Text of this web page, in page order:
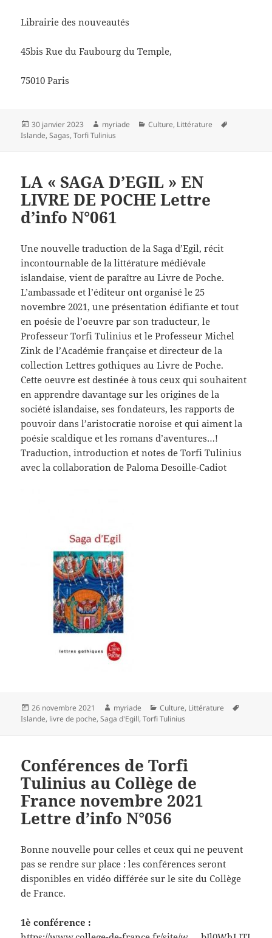
Librairie des nouveautés
45bis Rue du Faubourg du Temple,
75010 Paris
Publié
le
30 janvier 2023 Auteur
myriade Catégories
Culture, Littérature
Islande,Sagas,Torfi Tulinius
LA « SAGA D’EGIL » EN
LIVRE DE POCHE Lettre
d’info N°061
Une nouvelle traduction de la Saga d’Egil, récit
incontournable de la littérature médiévale
islandaise, vient de paraître au Livre de Poche.
L’ambassade et l’éditeur ont organisé le 25
novembre 2021, une présentation édifiante et tout
en poésie de l’oeuvre par son traducteur, le
Professeur Torfi Tulinius et le Professeur Michel
Zink de l’Académie française et directeur de la
collection Lettres gothiques au Livre de Poche.
Cette oeuvre est destinée à tous ceux qui souhaitent
en apprendre davantage sur les origines de la
société islandaise, ses fondateurs, les rapports de
pouvoir dans l’aristocratie noroise et qui aiment la
poésie scaldique et les romans d’aventures…!
Traduction, introduction et notes de Torfi Tulinius
avec la collaboration de Paloma Desoille-Cadiot
Publié
le
26 novembre 2021 Auteur
myriade Catégories
Culture, Littérature
Islande, livre de poche,Saga d'Egill,Torfi Tulinius
Conférences de Torfi
Tulinius au Collège de
France novembre 2021
Lettre d’info N°056
Bonne nouvelle pour celles et ceux qui ne peuvent
pas se rendre sur place : les conférences seront
disponibles en vidéo différée sur le site du Collège
de France.
1è conférence :